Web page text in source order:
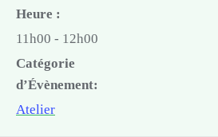
Heure :
11h00 - 12h00
Catégorie
d’Évènement:
Atelier